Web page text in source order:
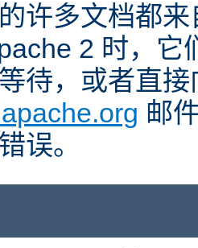
许多文档都
2 时，它
待，或者直接
邮
误。